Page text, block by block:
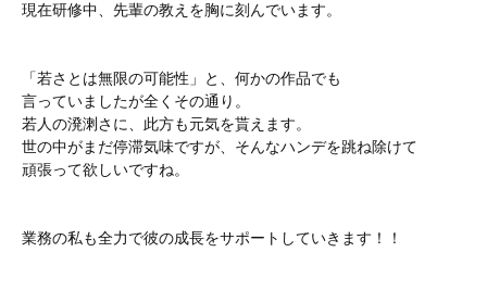
現在研修中、先輩の教えを胸に刻んでいます。
「若さとは無限の可能性」と、何かの作品でも
言っていましたが全くその通り。
若人の溌溂さに、此方も元気を貰えます。
世の中がまだ停滞気味ですが、そんなハンデを跳ね除けて
頑張って欲しいですね。
業務の私も全力で彼の成長をサポートしていきます！！